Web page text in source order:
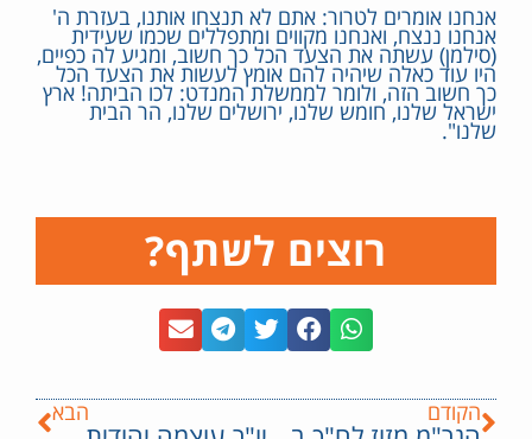
אנחנו אומרים לטרור: אתם לא תנצחו אותנו, בעזרת ה'
אנחנו ננצח, ואנחנו מקווים ומתפללים שכמו שעידית
(סילמן) עשתה את הצעד הכל כך חשוב, ומגיע לה כפיים,
היו עוד כאלה שיהיה להם אומץ לעשות את הצעד הכל
כך חשוב הזה, ולומר לממשלת המנדט: לכו הביתה! ארץ
ישראל שלנו, חומש שלנו, ירושלים שלנו, הר הבית
שלנו".
רוצים לשתף?
הקודם הבא